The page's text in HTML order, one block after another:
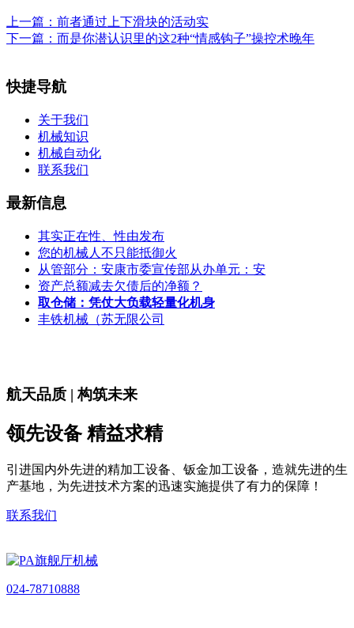
上一篇： 前者通过上下滑块的活动实
下一篇： 而是你潜认识里的这2种“情感钩子”操控术晚年
快捷导航
关于我们
机械知识
机械自动化
联系我们
最新信息
其实正在性、性由发布
您的机械人不只能抵御火
从管部分：安康市委宣传部从办单元：安
资产总额减去欠债后的净额？
取仓储：凭仗大负载轻量化机身
丰铁机械（苏无限公司
航天品质 | 构筑未来
领先设备 精益求精
引进国内外先进的精加工设备、钣金加工设备，造就先进的生
产基地，为先进技术方案的迅速实施提供了有力的保障！
联系我们
024-78710888